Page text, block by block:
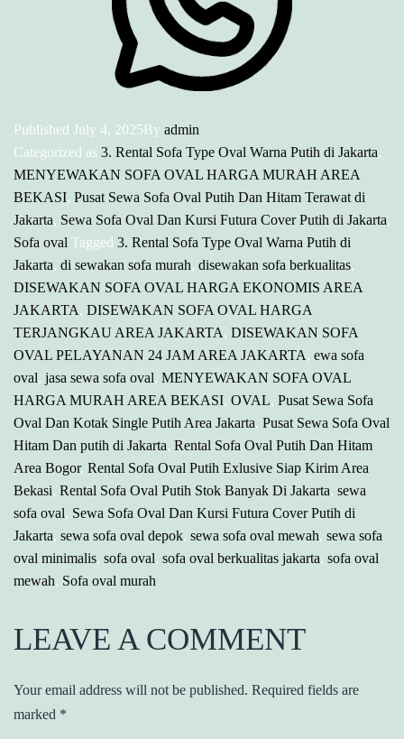
Published July 4, 2025By admin
Categorized as 3. Rental Sofa Type Oval Warna Putih di Jakarta,
MENYEWAKAN SOFA OVAL HARGA MURAH AREA
BEKASI, Pusat Sewa Sofa Oval Putih Dan Hitam Terawat di
Jakarta, Sewa Sofa Oval Dan Kursi Futura Cover Putih di Jakarta,
Sofa oval Tagged 3. Rental Sofa Type Oval Warna Putih di
Jakarta, di sewakan sofa murah, disewakan sofa berkualitas,
DISEWAKAN SOFA OVAL HARGA EKONOMIS AREA
JAKARTA, DISEWAKAN SOFA OVAL HARGA
TERJANGKAU AREA JAKARTA, DISEWAKAN SOFA
OVAL PELAYANAN 24 JAM AREA JAKARTA, ewa sofa
oval, jasa sewa sofa oval, MENYEWAKAN SOFA OVAL
HARGA MURAH AREA BEKASI, OVAL, Pusat Sewa Sofa
Oval Dan Kotak Single Putih Area Jakarta, Pusat Sewa Sofa Oval
Hitam Dan putih di Jakarta, Rental Sofa Oval Putih Dan Hitam
Area Bogor, Rental Sofa Oval Putih Exlusive Siap Kirim Area
Bekasi, Rental Sofa Oval Putih Stok Banyak Di Jakarta, sewa
sofa oval, Sewa Sofa Oval Dan Kursi Futura Cover Putih di
Jakarta, sewa sofa oval depok, sewa sofa oval mewah, sewa sofa
oval minimalis, sofa oval, sofa oval berkualitas jakarta, sofa oval
mewah, Sofa oval murah
LEAVE A COMMENT
Your email address will not be published. Required fields are
marked *